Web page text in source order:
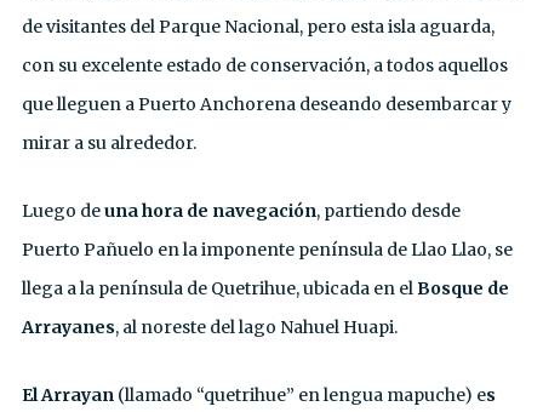
de visitantes del Parque Nacional, pero esta isla aguarda,
con su excelente estado de conservación, a todos aquellos
que lleguen a Puerto Anchorena deseando desembarcar y
mirar a su alrededor.
Luego deuna hora de navegación, partiendo desde
Puerto Pañuelo en la imponente península de Llao Llao, se
llega a la península de Quetrihue, ubicada en elBosque de
Arrayanes, al noreste del lago Nahuel Huapi.
El Arrayan (llamado “quetrihue” en lengua mapuche) es